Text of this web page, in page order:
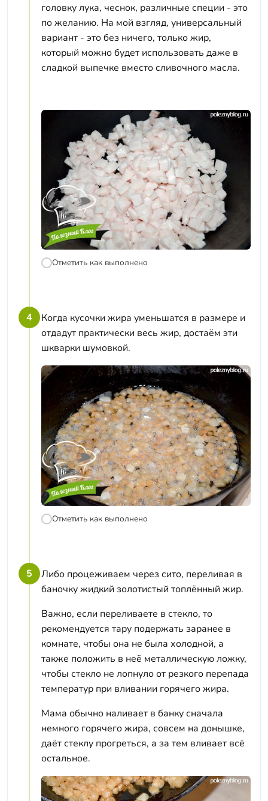
головку лука, чеснок, различные специи - это
по желанию. На мой взгляд, универсальный
вариант - это без ничего, только жир,
который можно будет использовать даже в
сладкой выпечке вместо сливочного масла.
Отметить как выполнено
4
Когда кусочки жира уменьшатся в размере и
отдадут практически весь жир, достаём эти
шкварки шумовкой.
Отметить как выполнено
5
Либо процеживаем через сито, переливая в
баночку жидкий золотистый топлённый жир.
Важно, если переливаете в стекло, то
рекомендуется тару подержать заранее в
комнате, чтобы она не была холодной, а
также положить в неё металлическую ложку,
чтобы стекло не лопнуло от резкого перепада
температур при вливании горячего жира.
Мама обычно наливает в банку сначала
немного горячего жира, совсем на донышке,
даёт стеклу прогреться, а за тем вливает всё
остальное.